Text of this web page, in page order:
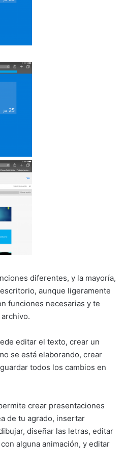
diferentes, y la mayoría,
aunque ligeramente
funciones necesarias y te
editar el texto, crear un
se está elaborando, crear
todos los cambios en
crear presentaciones
de tu agrado, insertar
diseñar las letras, editar
alguna animación, y editar